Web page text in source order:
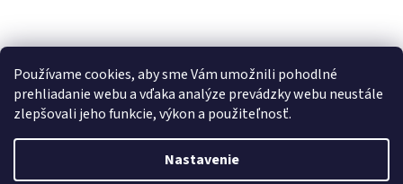
Používame cookies, aby sme Vám umožnili pohodlné
prehliadanie webu a vďaka analýze prevádzky webu neustále
zlepšovali jeho funkcie, výkon a použiteľnosť.
Nastavenie